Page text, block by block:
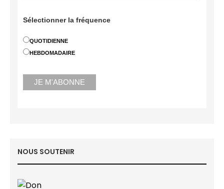
Sélectionner la fréquence
QUOTIDIENNE
HEBDOMADAIRE
NOUS SOUTENIR